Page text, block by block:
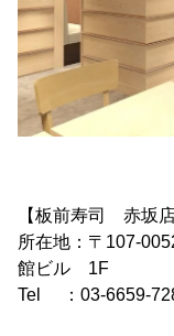
【板前寿司 赤坂店
所在地：〒107-
館ビル 1F
Tel ：03-6659-